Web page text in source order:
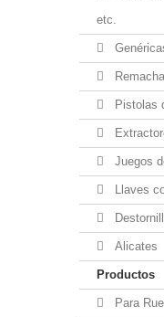
etc.
Pistolas
Juegos
Llaves
Alicates
Productos
Para